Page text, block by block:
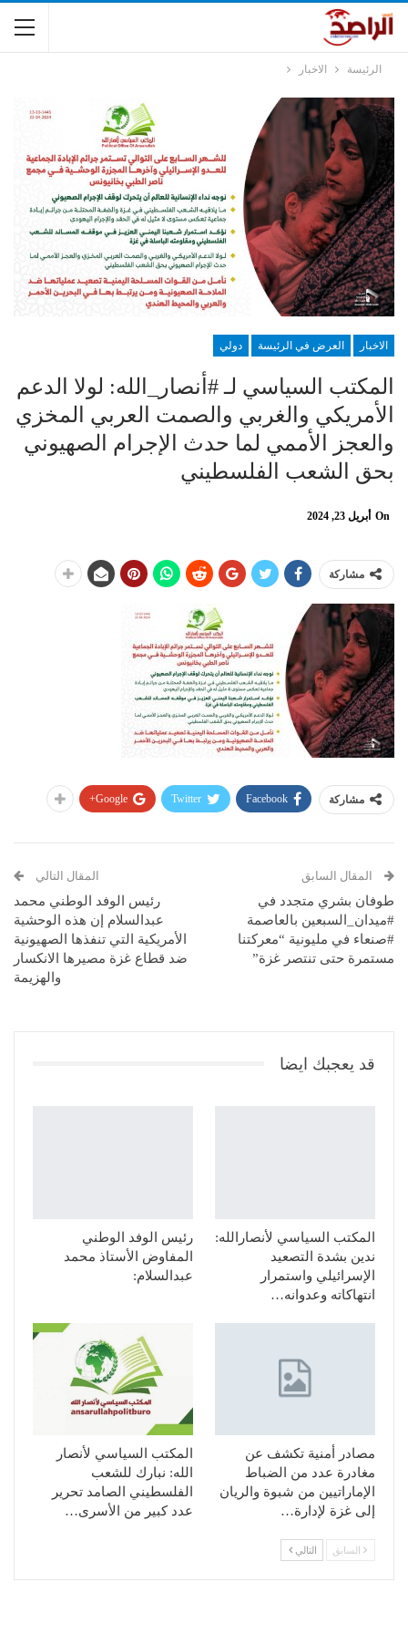
الرئيسة الاخبار
الاخبار العرض في الرئيسة دولي
المكتب السياسي لـ #أنصار_الله: لولا الدعم
الأمريكي والغربي والصمت العربي المخزي
والعجز الأممي لما حدث الإجرام الصهيوني
بحق الشعب الفلسطيني
On أبريل 23, 2024
مشاركة
مشاركة Facebook
Twitter
Google+
المقال السابق
طوفان بشري متجدد في
#ميدان_السبعين بالعاصمة
#صنعاء في مليونية “معركتنا
مستمرة حتى تنتصر غزة”
المقال التالي
رئيس الوفد الوطني محمد
عبدالسلام إن هذه الوحشية
الأمريكية التي تنفذها الصهيونية
ضد قطاع غزة مصيرها الانكسار
والهزيمة
قد يعجبك ايضا
المكتب السياسي لأنصارالله:
ندين بشدة التصعيد
الإسرائيلي واستمرار
انتهاكاته وعدوانه…
رئيس الوفد الوطني
المفاوض الأستاذ محمد
عبدالسلام:
مصادر أمنية تكشف عن
مغادرة عدد من الضباط
الإماراتيين من شبوة والريان
إلى غزة لإدارة…
المكتب السياسي لأنصار
الله: نبارك للشعب
الفلسطيني الصامد تحرير
عدد كبير من الأسرى…
السابق التالي